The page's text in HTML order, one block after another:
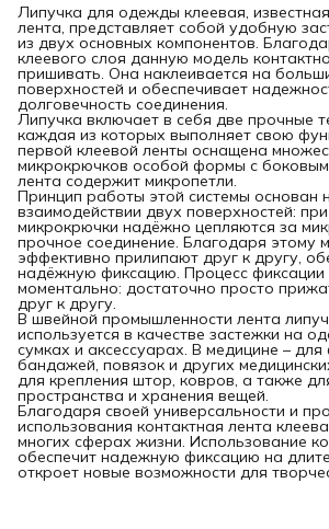
Липучка для одежды клеевая,
лента, представляет собой удобную
из двух основных компонентов.
клеевого слоя данную модель
пришивать. Она наклеивается на
поверхностей и обеспечивает
долговечность соединения.
Липучка включает в себя две прочные
каждая из которых выполняет свою
первой клеевой ленты оснащена
микрокрючков особой формы с
лента содержит микропетли.
Принцип работы этой системы основан
взаимодействии двух поверхностей:
микрокрючки надёжно цепляются за
прочное соединение. Благодаря этому
эффективно прилипают друг к другу,
надёжную фиксацию. Процесс фиксации
моментально: достаточно просто
друг к другу.
В швейной промышленности лента
используется в качестве застежки на
сумках и аксессуарах. В медицине – для
бандажей, повязок и других
для крепления штор, ковров, а также
пространства и хранения вещей.
Благодаря своей универсальности и
использования контактная лента
многих сферах жизни. Использование
обеспечит надежную фиксацию на
откроет новые возможности для